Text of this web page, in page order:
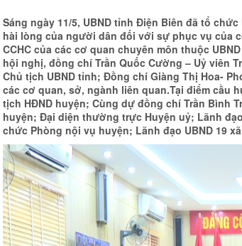
Sáng ngày 11/5, UBND tỉnh Điện Biên đã tổ
hài lòng của người dân đối với sự phục vụ của
CCHC của các cơ quan chuyên môn thuộc
hội nghị, đồng chí Trần Quốc Cường – Uỷ viên
Chủ tịch UBND tỉnh; Đồng chí Giàng Thị Hoa-
các cơ quan, sở, ngành liên quan.Tại điểm cầu
tịch HĐND huyện; Cùng dự đồng chí Trần Bình
huyện; Đại diện thường trực Huyện uỷ; Lãnh
chức Phòng nội vụ huyện; Lãnh đạo UBND 19